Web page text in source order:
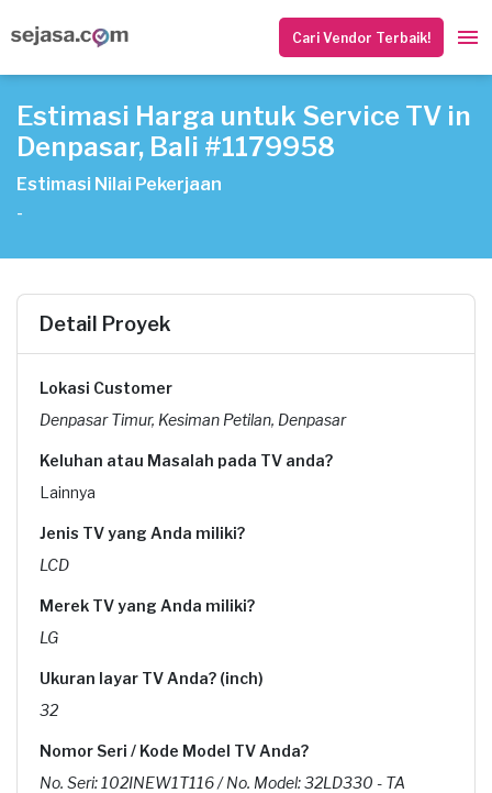
Cari Vendor Terbaik!
Estimasi Harga untuk Service TV in
Denpasar, Bali #1179958
Estimasi Nilai Pekerjaan
-
Detail Proyek
Lokasi Customer
Denpasar Timur, Kesiman Petilan, Denpasar
Keluhan atau Masalah pada TV anda?
Lainnya
Jenis TV yang Anda miliki?
LCD
Merek TV yang Anda miliki?
LG
Ukuran layar TV Anda? (inch)
32
Nomor Seri / Kode Model TV Anda?
No. Seri: 102INEW1T116 / No. Model: 32LD330 - TA